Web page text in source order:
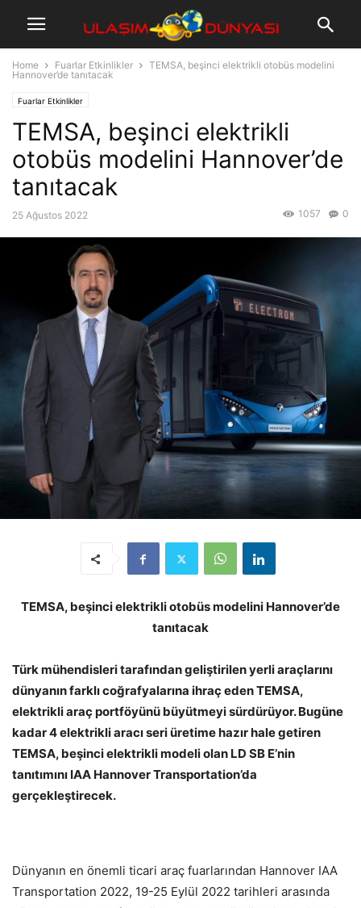
Home Fuarlar Etkinlikler
TEMSA, beşinci elektrikli otobüs modelini
Hannover’de tanıtacak
Fuarlar Etkinlikler
TEMSA, beşinci elektrikli
otobüs modelini Hannover’de
tanıtacak
25 Ağustos 2022 0
1057
TEMSA, beşinci elektrikli otobüs modelini Hannover’de
tanıtacak
Türk mühendisleri tarafından geliştirilen yerli araçlarını
dünyanın farklı coğrafyalarına ihraç eden TEMSA,
elektrikli araç portföyünü büyütmeyi sürdürüyor. Bugüne
kadar 4 elektrikli aracı seri üretime hazır hale getiren
TEMSA, beşinci elektrikli modeli olan LD SB E’nin
tanıtımını IAA Hannover Transportation’da
gerçekleştirecek.
Dünyanın en önemli ticari araç fuarlarından Hannover IAA
Transportation 2022, 19-25 Eylül 2022 tarihleri arasında